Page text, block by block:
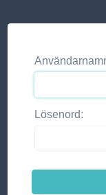
Lösenord: